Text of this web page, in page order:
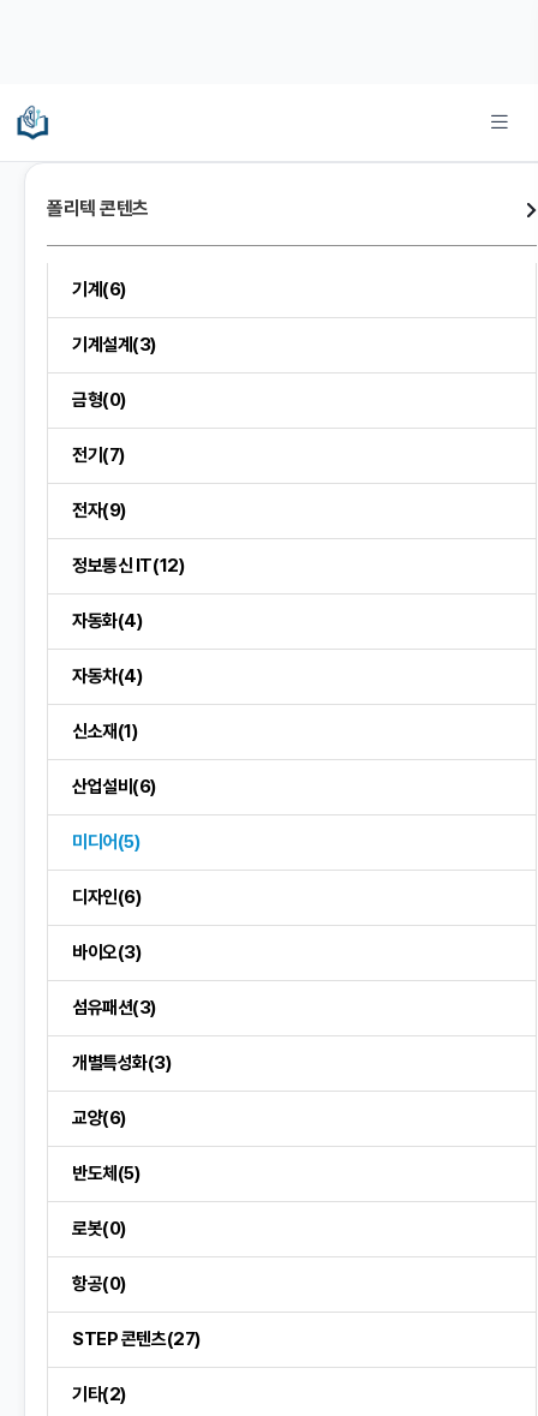
폴리텍 콘텐츠
기계(6)
기계설계(3)
금형(0)
전기(7)
전자(9)
정보통신 IT(12)
자동화(4)
자동차(4)
신소재(1)
산업설비(6)
미디어(5)
디자인(6)
바이오(3)
섬유패션(3)
개별특성화(3)
교양(6)
반도체(5)
로봇(0)
항공(0)
STEP 콘텐츠(27)
기타(2)